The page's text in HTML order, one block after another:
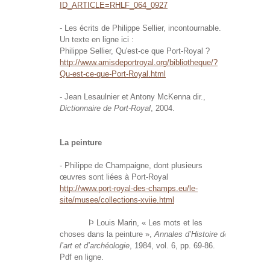
ID_ARTICLE=RHLF_064_0927
- Les écrits de Philippe Sellier, incontournable.
Un texte en ligne ici :
Philippe Sellier, Qu'est-ce que Port-Royal ?
http://www.amisdeportroyal.org/bibliotheque/?
Qu-est-ce-que-Port-Royal.html
- Jean Lesaulnier et Antony McKenna dir.,
Dictionnaire de Port-Royal, 2004.
La peinture
- Philippe de Champaigne, dont plusieurs
œuvres sont liées à Port-Royal
http://www.port-royal-des-champs.eu/le-
site/musee/collections-xviie.html
Þ Louis Marin, « Les mots et les
choses dans la peinture »,Annales d’Histoire de
l’art et d’archéologie, 1984, vol. 6, pp. 69-86.
Pdf en ligne.